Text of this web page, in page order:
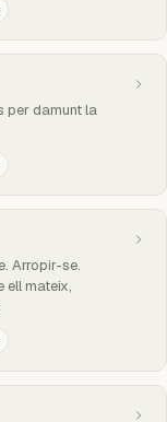
per damunt la
Arropir-se.
ell mateix,